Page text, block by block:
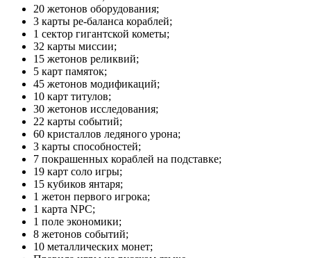
20 жетонов оборудования;
3 карты ре-баланса кораблей;
1 сектор гигантской кометы;
32 карты миссии;
15 жетонов реликвий;
5 карт памяток;
45 жетонов модификаций;
10 карт титулов;
30 жетонов исследования;
22 карты событий;
60 кристаллов ледяного урона;
3 карты способностей;
7 покрашенных кораблей на подставке;
19 карт соло игры;
15 кубиков янтаря;
1 жетон первого игрока;
1 карта NPC;
1 поле экономики;
8 жетонов событий;
10 металлических монет;